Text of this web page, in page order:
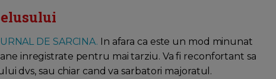
DE SARCINA. In afara ca este un mod minunat
inregistrate pentru mai tarziu. Va fi reconfortant sa
dvs, sau chiar cand va sarbatori majoratul.